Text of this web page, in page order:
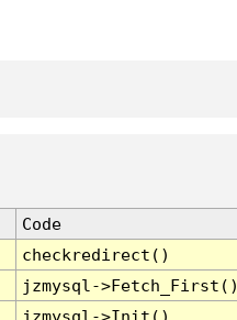
Code
checkredirect()
jzmysql-
jzmysql->Init()